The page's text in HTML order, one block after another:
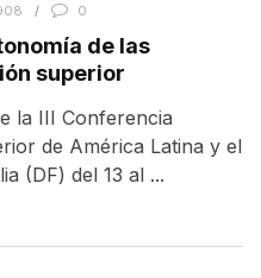
0
de las
superior
la III Conferencia
de América Latina y el
(DF) del 13 al ...